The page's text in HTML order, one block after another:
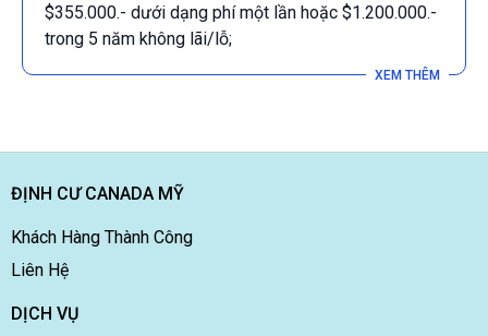
$355.000.- dưới dạng phí một lần hoặc $1.200.000.-
trong 5 năm không lãi/lỗ;
ĐỊNH CƯ CANADA MỸ
Khách Hàng Thành Công
Liên Hệ
DỊCH VỤ